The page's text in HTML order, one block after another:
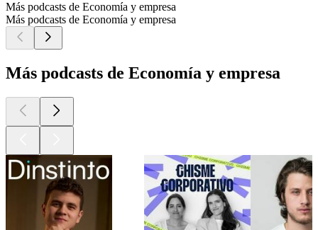
Más podcasts de Economía y empresa
Más podcasts de Economía y empresa
Más podcasts de Economía y empresa